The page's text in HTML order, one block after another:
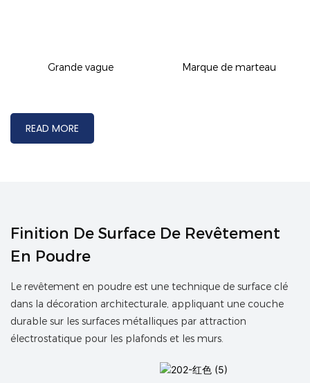
Grande vague Marque de marteau
READ MORE
Finition De Surface De Revêtement
En Poudre
Le revêtement en poudre est une technique de surface clé
dans la décoration architecturale, appliquant une couche
durable sur les surfaces métalliques par attraction
électrostatique pour les plafonds et les murs.